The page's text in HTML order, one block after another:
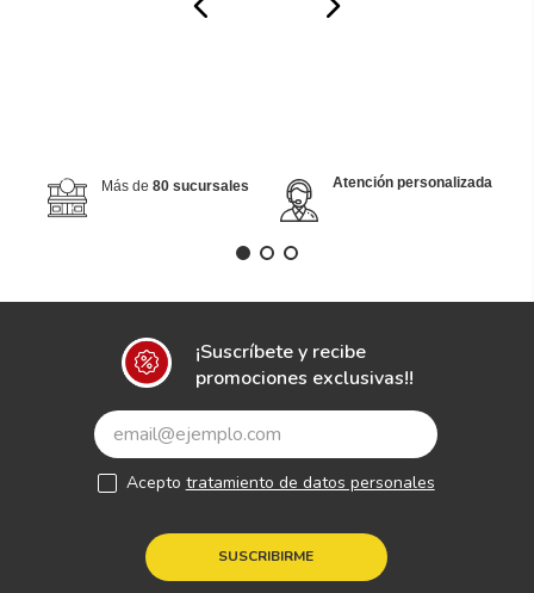
Más de 80 sucursales Atención personalizada
¡Suscríbete y recibe
promociones exclusivas!!
SUSCRIBIRME
Acepto tratamiento de datos personales